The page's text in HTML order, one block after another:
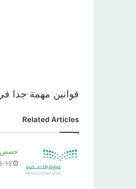
قوانين مهمة جدا
Related Articles
حصص
15